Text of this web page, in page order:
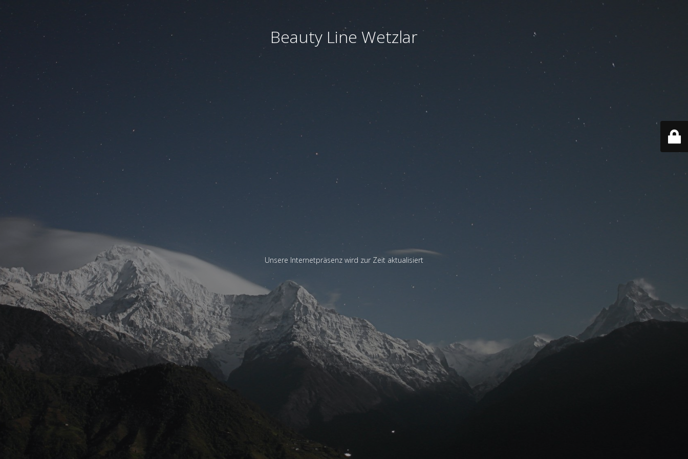
Beauty Line Wetzlar
Unsere Internetpräsenz wird zur Zeit aktualisiert